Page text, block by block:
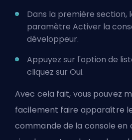
Dans la première section,
paramètre Activer la
développeur.
Appuyez sur l'option de
cliquez sur Oui.
Avec cela fait, vous pouvez
facilement faire apparaître
commande de la console en